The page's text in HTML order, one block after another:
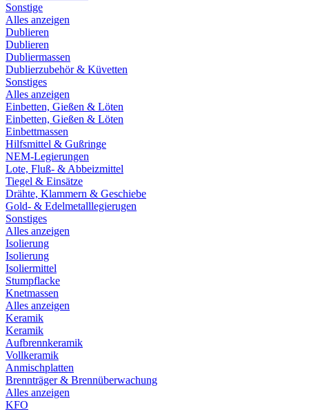
Sonstige
Alles anzeigen
Dublieren
Dublieren
Dubliermassen
Dublierzubehör & Küvetten
Sonstiges
Alles anzeigen
Einbetten, Gießen & Löten
Einbetten, Gießen & Löten
Einbettmassen
Hilfsmittel & Gußringe
NEM-Legierungen
Lote, Fluß- & Abbeizmittel
Tiegel & Einsätze
Drähte, Klammern & Geschiebe
Gold- & Edelmetalllegierugen
Sonstiges
Alles anzeigen
Isolierung
Isolierung
Isoliermittel
Stumpflacke
Knetmassen
Alles anzeigen
Keramik
Keramik
Aufbrennkeramik
Vollkeramik
Anmischplatten
Brennträger & Brennüberwachung
Alles anzeigen
KFO